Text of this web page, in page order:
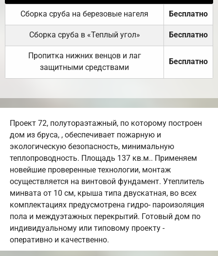
Сборка сруба на березовые нагеля Бесплатно
Сборка сруба в «Теплый угол» Бесплатно
Пропитка нижних венцов и лаг
защитными средствами
Бесплатно
Проект 72, полутораэтажный, по которому построен
дом из бруса, , обеспечивает пожарную и
экологическую безопасность, минимальную
теплопроводность. Площадь 137 кв.м.. Применяем
новейшие проверенные технологии, монтаж
осуществляется на винтовой фундамент. Утеплитель
минвата от 10 см, крыша типа двускатная, во всех
комплектациях предусмотрена гидро- пароизоляция
пола и междуэтажных перекрытий. Готовый дом по
индивидуальному или типовому проекту -
оперативно и качественно.